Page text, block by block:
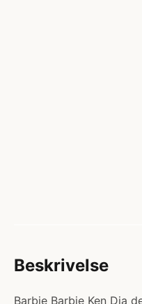
Beskrivelse
Barbie Barbie Ken Dia